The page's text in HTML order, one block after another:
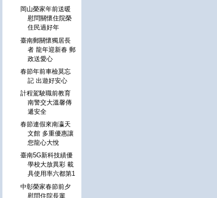
岡山榮家年前送暖
慰問關懷住院榮
住民過好年
臺南郵關懷獨居長
者 龍年迎新春 郵
政送愛心
春節年前車檢莫忘
記 出遊好安心
計程駕駛職前教育
南警交大溫馨傳
遞安全
春節連假來南瀛天
文館 多重優惠讓
您龍心大悅
臺南5G新科技績優
學校大放異彩 載
具使用率六都第1
中彰榮家春節前夕
慰問住院長輩